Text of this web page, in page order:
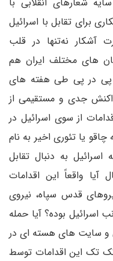
برای تقابل با اسرائیل
آشکار نه‌تنها در قلب
های مختلف ایران هم
پی در پی طی هفته های
جدی و مستقیمی از
از سوی اسرائیل در
یا تئوری اخیر به نام
به دنبال تقابل
آیا واقعاً این اقدامات
قدس سپاه، نیروی
اسرائیل بوده؟ آیا حمله
و سایت های هسته ای در
تک تک این اقدامات توسط